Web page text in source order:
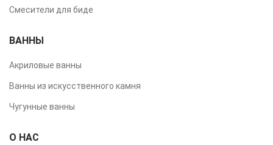
Смесители для биде
ВАННЫ
Акриловые ванны
Ванны из искусственного камня
Чугунные ванны
О НАС